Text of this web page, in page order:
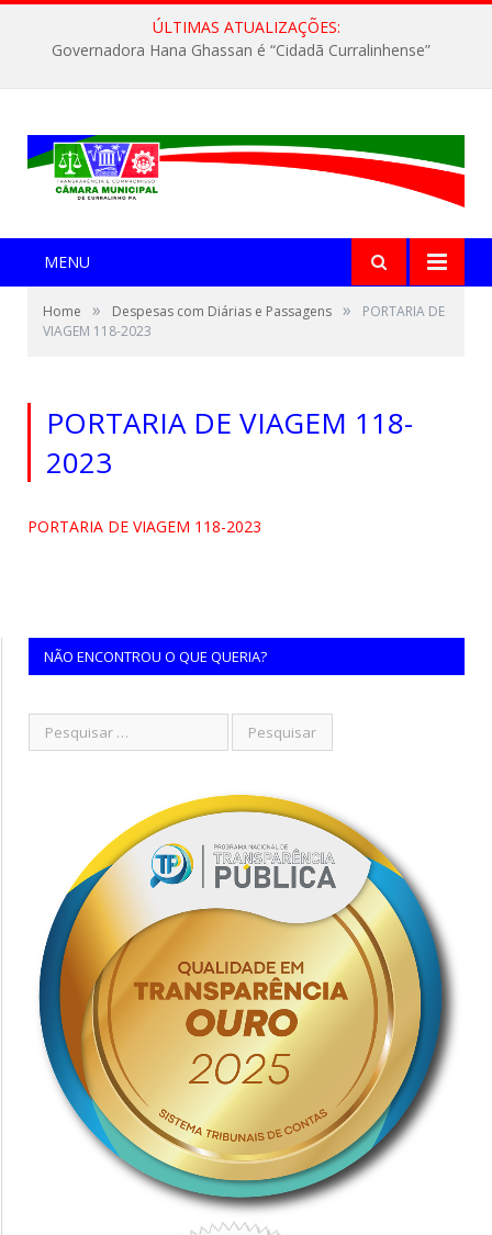
ÚLTIMAS ATUALIZAÇÕES:
Governadora Hana Ghassan é “Cidadã Curralinhense”
MENU
Home » Despesas com Diárias e Passagens »
PORTARIA DE
VIAGEM 118-2023
PORTARIA DE VIAGEM 118-
2023
PORTARIA DE VIAGEM 118-2023
NÃO ENCONTROU O QUE QUERIA?